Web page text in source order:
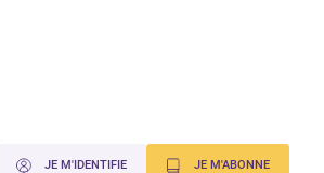
JE M'IDENTIFIE JE M'ABONNE